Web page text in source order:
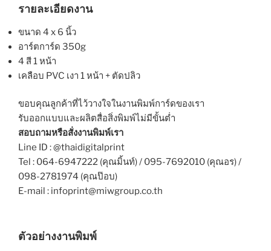
รายละเอียดงาน
ขนาด 4 x 6 นิ้ว
อาร์ตการ์ด 350g
4 สี 1 หน้า
เคลือบ PVC เงา 1 หน้า + ตัดปลิว
ขอบคุณลูกค้าที่ไว้วางใจในงานพิมพ์การ์ดของเรา
รับออกแบบและผลิตสื่อสิ่งพิมพ์ไม่มีขั้นต่ำ
สอบถามหรือสั่งงานพิมพ์เรา
Line ID : @thaidigitalprint
Tel : 064-6947222 (คุณมิ้นท์) / 095-7692010 (คุณอร) /
098-2781974 (คุณป๊อบ)
E-mail : infoprint@miwgroup.co.th
ตัวอย่างงานพิมพ์